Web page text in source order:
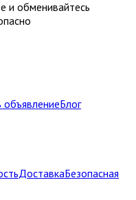
и обменивайтесь
Блог
ДоставкаБезопасная